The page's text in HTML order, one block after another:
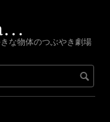
な物体のつぶやき劇場